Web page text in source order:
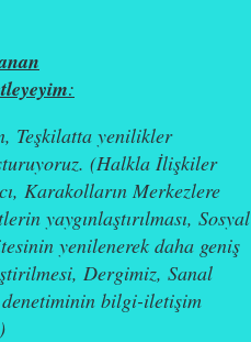
:
Teşkilatta yenilikler
(Halkla İlişkiler
Karakolların Merkezlere
yaygınlaştırılması, Sosyal
yenilenerek daha geniş
Dergimiz, Sanal
bilgi-iletişim